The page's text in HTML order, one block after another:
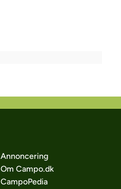
Annoncering
Om Campo.dk
CampoPedia